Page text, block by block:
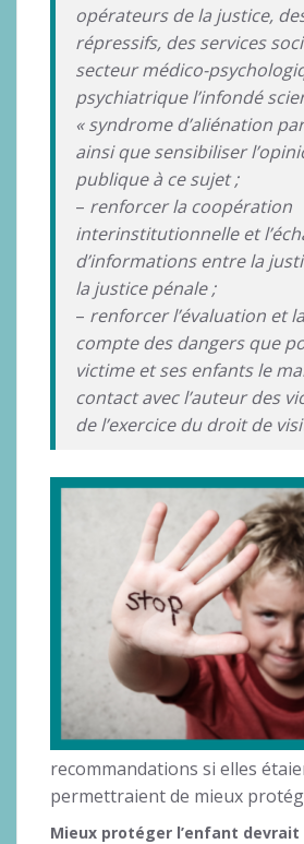
opérateurs de la justice,
répressifs, des services
secteur médico-
psychiatrique l’infondé
« syndrome d’aliénation
ainsi que sensibiliser
publique à ce sujet ;
– renforcer la coopération
interinstitutionnelle et
d’informations entre la
la justice pénale ;
– renforcer l’évaluation et
compte des dangers que
victime et ses enfants le
contact avec l’auteur des
de l’exercice du droit de
recommandations si elles
permettraient de mieux
Mieux protéger l’enfant